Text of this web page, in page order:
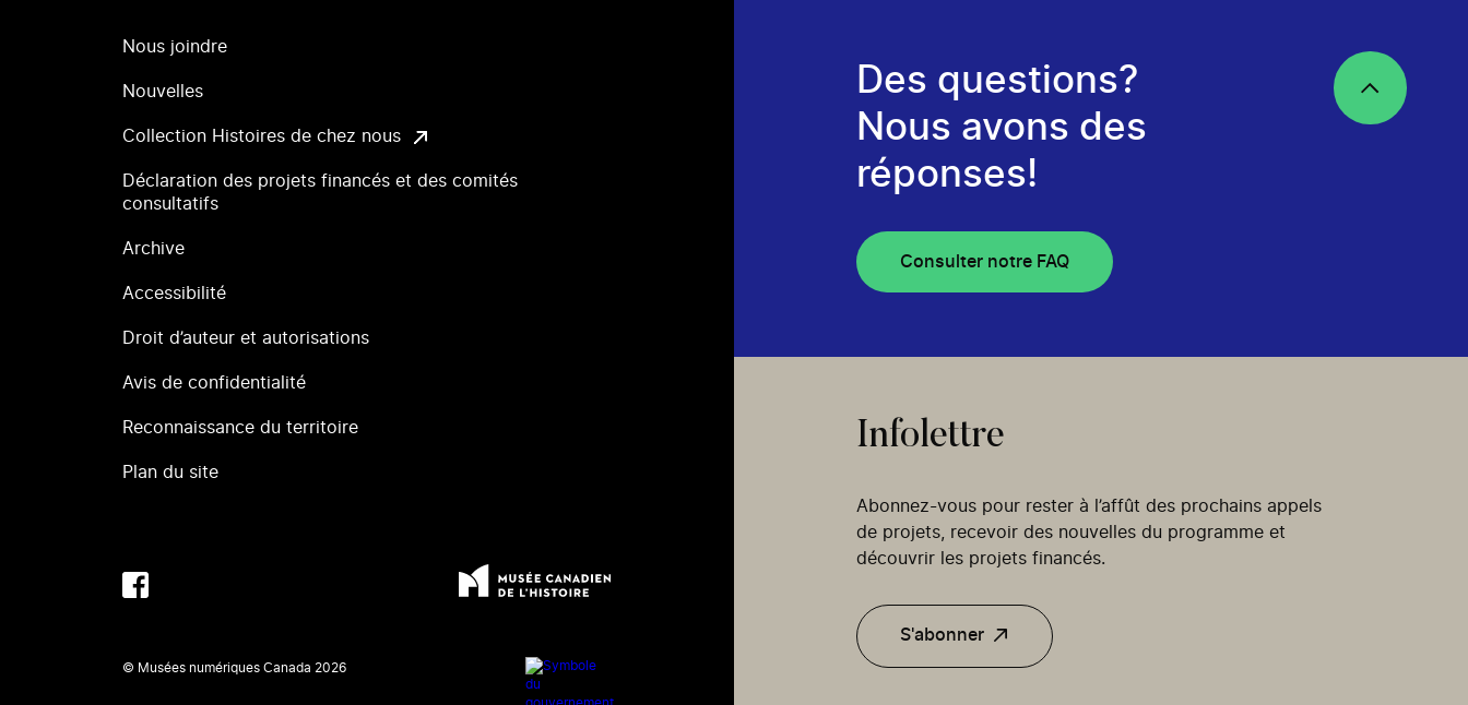
Nous joindre
Nouvelles
Collection Histoires de chez nous
Déclaration des projets financés et des comités
consultatifs
Archive
Accessibilité
Droit d’auteur et autorisations
Avis de confidentialité
Reconnaissance du territoire
Plan du site
© Musées numériques Canada 2026
Des questions?
Nous avons des
réponses!
Consulter notre FAQ
Infolettre
Abonnez-vous pour rester à l’affût des prochains appels
de projets, recevoir des nouvelles du programme et
découvrir les projets financés.
S'abonner